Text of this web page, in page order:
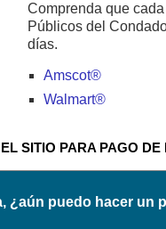
Comprenda que
Públicos del
días.
Amscot®
Walmart®
SITIO PARA PAGO DE
¿aún puedo hacer un